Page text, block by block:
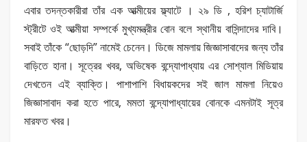
এবার তদন্তকারীরা তাঁর এক আত্মীয়ের ফ্ল্যাটে । ২৯ ডি , হরিশ চ্যাটার্জি
স্ট্রীটে ওই আত্মীয়া সম্পর্কে মুখ্যমন্ত্রীর বোন বলে স্থানীয় বাসিন্দাদের দাবি।
সবাই তাঁকে “ছোড়দি” নামেই চেনেন। ডিজে মামলায় জিজ্ঞাসাবাদের জন্য তাঁর
বাড়িতে হানা। সূত্রের খবর, অভিষেক বন্দ্যোপাধ্যায় এর সোশ্যাল মিডিয়ায়
দেখতেন এই ব্যাক্তি। পাশাপাশি বিধায়কদের স‌ই জাল মামলা নিয়েও
জিজ্ঞাসাবাদ করা হতে পারে, মমতা বন্দ্যোপাধ্যায়ের বোনকে এমনটাই সূত্র
মারফত খবর।